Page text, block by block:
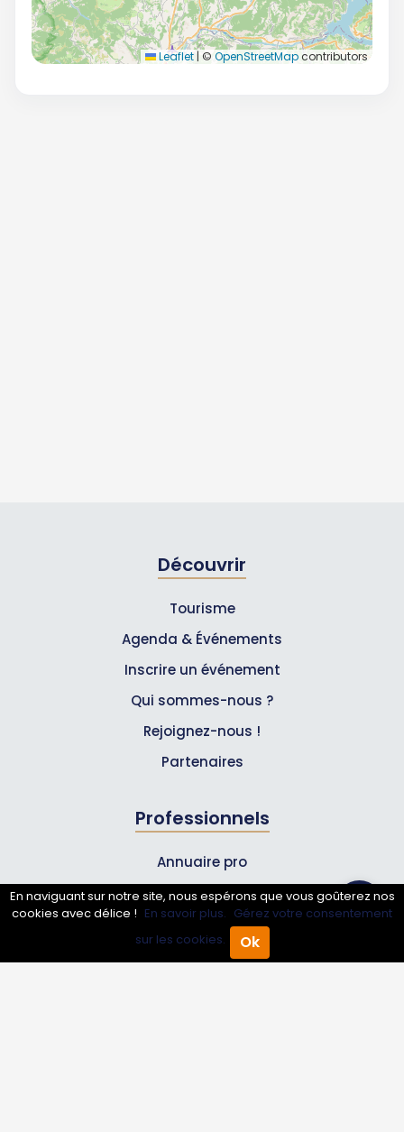
Annuaire Pro Agenda
Leaflet | © OpenStreetMapcontributors
Découvrir
Tourisme
Agenda & Événements
Inscrire un événement
Qui sommes-nous ?
Rejoignez-nous !
Partenaires
Professionnels
Annuaire pro
Inscrire mon entreprise
Les Abonnements Pros
En naviguant sur notre site, nous espérons que vous goûterez nos
cookies avec délice ! En savoir plus. Gérez votre consentement
sur les cookies.
Ok